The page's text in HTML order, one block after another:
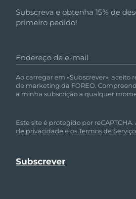
Subscreva e obtenha 15% de
primeiro pedido!
Endereço de e-mail
Ao carregar em «Subscrever», aceito
de marketing da FOREO.
a minha subscrição a qualquer
Este site é protegido por reCAPTCHA.
de privacidade eos Termos de Serviço